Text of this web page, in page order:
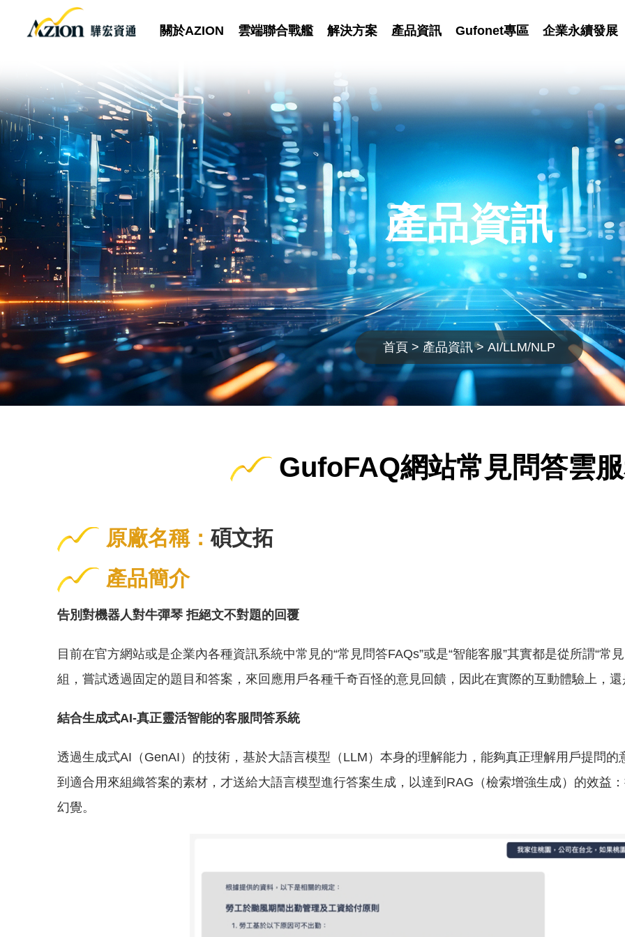
關於AZION 雲端聯合戰艦 解決方案 產品資訊 Gufonet專區 企業永續發展
產品資訊
首頁 產品資訊 AI/LLM/NLP
GufoFAQ網站常見問答雲
原廠名稱：碩文拓
產品簡介
告別對機器人對牛彈琴 拒絕文不對題的回覆
目前在官方網站或是企業內各種資訊系統中常見的“常見問答FAQs”或是“智能客服”其實都是從所謂“常
組，嘗試透過固定的題目和答案，來回應用戶各種千奇百怪的意見回饋，因此在實際的互動體驗上，
結合生成式AI-真正靈活智能的客服問答系統
透過生成式AI（GenAI）的技術，基於大語言模型（LLM）本身的理解能力，能夠真正理解用戶提問
到適合用來組織答案的素材，才送給大語言模型進行答案生成，以達到RAG（檢索增強生成）的效益
幻覺。